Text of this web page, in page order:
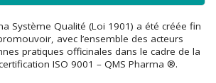
Système Qualité (Loi 1901) a été créée fin
avec l’ensemble des acteurs
pratiques officinales dans le cadre de la
ISO 9001 – QMS Pharma ®.